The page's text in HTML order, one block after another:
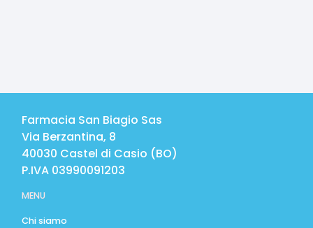
Farmacia San Biagio Sas
Via Berzantina, 8
40030 Castel di Casio (BO)
P.IVA 03990091203
MENU
Chi siamo